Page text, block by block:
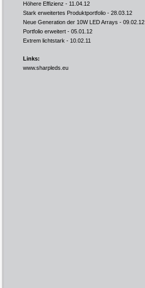
Höhere Effizienz - 11.04.12
Stark erweitertes Produktportfolio - 28.03.12
Neue Generation der 10W LED Arrays - 09.02.12
Portfolio erweitert - 05.01.12
Extrem lichtstark - 10.02.11
Links:
www.sharpleds.eu